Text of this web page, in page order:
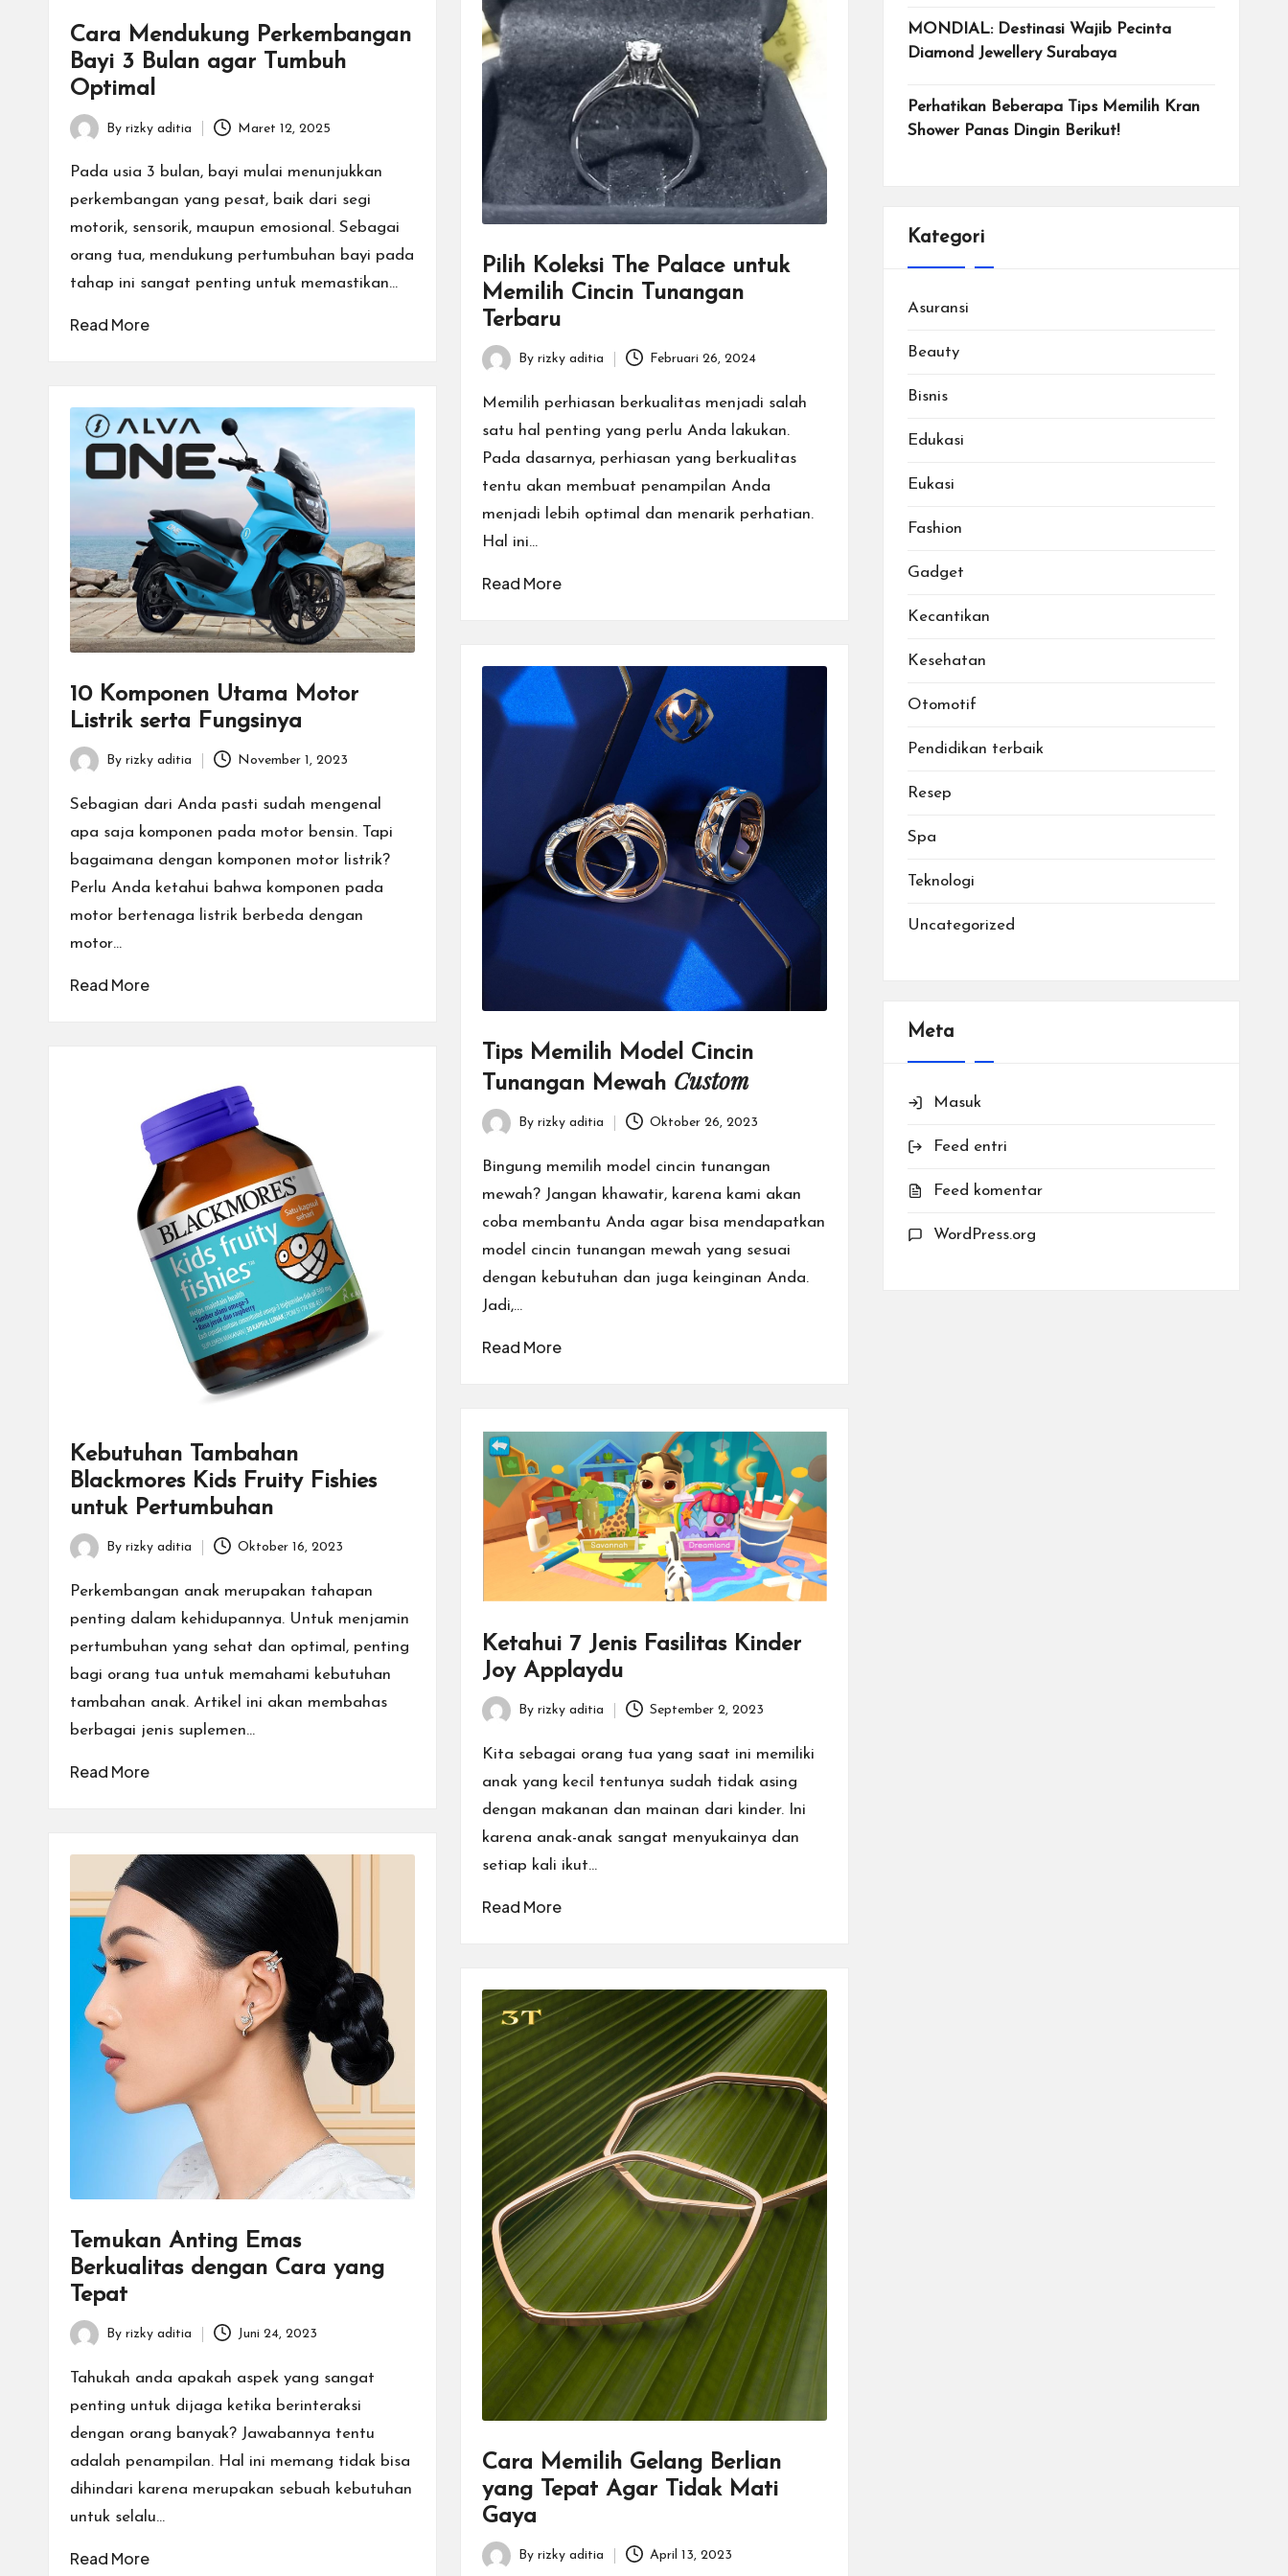
Cara Mendukung Perkembangan
Bayi 3 Bulan agar Tumbuh
Optimal
Posted
by
By rizky aditia Maret 12, 2025
Pada usia 3 bulan, bayi mulai menunjukkan
perkembangan yang pesat, baik dari segi
motorik, sensorik, maupun emosional. Sebagai
orang tua, mendukung pertumbuhan bayi pada
tahap ini sangat penting untuk memastikan…
Read More
Pilih Koleksi The Palace untuk
Memilih Cincin Tunangan
Terbaru
Posted
by
By rizky aditia Februari 26, 2024
Memilih perhiasan berkualitas menjadi salah
satu hal penting yang perlu Anda lakukan.
Pada dasarnya, perhiasan yang berkualitas
tentu akan membuat penampilan Anda
menjadi lebih optimal dan menarik perhatian.
Hal ini…
Read More
10 Komponen Utama Motor
Listrik serta Fungsinya
Posted
by
By rizky aditia November 1, 2023
Sebagian dari Anda pasti sudah mengenal
apa saja komponen pada motor bensin. Tapi
bagaimana dengan komponen motor listrik?
Perlu Anda ketahui bahwa komponen pada
motor bertenaga listrik berbeda dengan
motor…
Read More
Tips Memilih Model Cincin
Tunangan Mewah Custom
Posted
by
By rizky aditia Oktober 26, 2023
Bingung memilih model cincin tunangan
mewah? Jangan khawatir, karena kami akan
coba membantu Anda agar bisa mendapatkan
model cincin tunangan mewah yang sesuai
dengan kebutuhan dan juga keinginan Anda.
Jadi,…
Read More
Kebutuhan Tambahan
Blackmores Kids Fruity Fishies
untuk Pertumbuhan
Posted
by
By rizky aditia Oktober 16, 2023
Perkembangan anak merupakan tahapan
penting dalam kehidupannya. Untuk menjamin
pertumbuhan yang sehat dan optimal, penting
bagi orang tua untuk memahami kebutuhan
tambahan anak. Artikel ini akan membahas
berbagai jenis suplemen…
Read More
Ketahui 7 Jenis Fasilitas Kinder
Joy Applaydu
Posted
by
By rizky aditia September 2, 2023
Kita sebagai orang tua yang saat ini memiliki
anak yang kecil tentunya sudah tidak asing
dengan makanan dan mainan dari kinder. Ini
karena anak-anak sangat menyukainya dan
setiap kali ikut…
Read More
Temukan Anting Emas
Berkualitas dengan Cara yang
Tepat
Posted
by
By rizky aditia Juni 24, 2023
Tahukah anda apakah aspek yang sangat
penting untuk dijaga ketika berinteraksi
dengan orang banyak? Jawabannya tentu
adalah penampilan. Hal ini memang tidak bisa
dihindari karena merupakan sebuah kebutuhan
untuk selalu…
Read More
Cara Memilih Gelang Berlian
yang Tepat Agar Tidak Mati
Gaya
Posted
By rizky aditia April 13, 2023
MONDIAL: Destinasi Wajib Pecinta
Diamond Jewellery Surabaya
Perhatikan Beberapa Tips Memilih Kran
Shower Panas Dingin Berikut!
Kategori
Asuransi
Beauty
Bisnis
Edukasi
Eukasi
Fashion
Gadget
Kecantikan
Kesehatan
Otomotif
Pendidikan terbaik
Resep
Spa
Teknologi
Uncategorized
Meta
Masuk
Feed entri
Feed komentar
WordPress.org